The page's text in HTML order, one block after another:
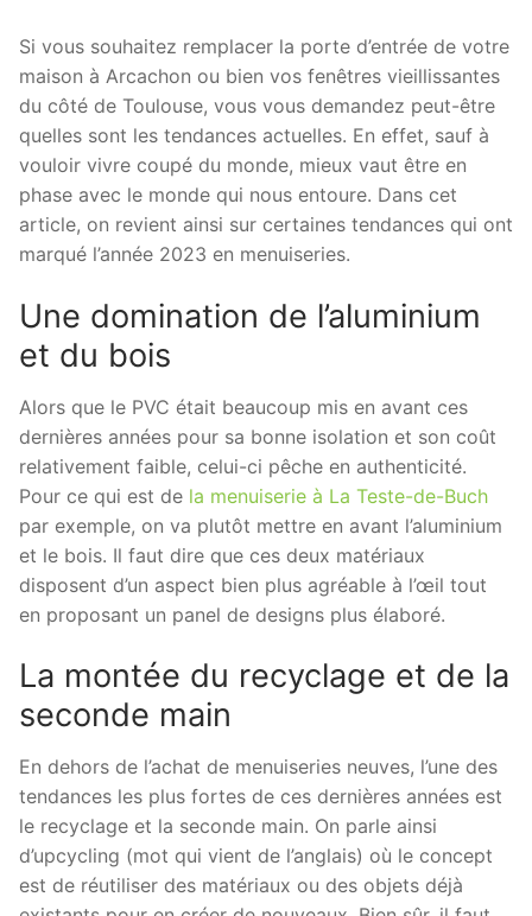
Si vous souhaitez remplacer la porte d’entrée de votre
maison à Arcachon ou bien vos fenêtres vieillissantes
du côté de Toulouse, vous vous demandez peut-être
quelles sont les tendances actuelles. En effet, sauf à
vouloir vivre coupé du monde, mieux vaut être en
phase avec le monde qui nous entoure. Dans cet
article, on revient ainsi sur certaines tendances qui ont
marqué l’année 2023 en menuiseries.
Une domination de l’aluminium
et du bois
Alors que le PVC était beaucoup mis en avant ces
dernières années pour sa bonne isolation et son coût
relativement faible, celui-ci pêche en authenticité.
Pour ce qui est de la menuiserie à La Teste-de-Buch
par exemple, on va plutôt mettre en avant l’aluminium
et le bois. Il faut dire que ces deux matériaux
disposent d’un aspect bien plus agréable à l’œil tout
en proposant un panel de designs plus élaboré.
La montée du recyclage et de la
seconde main
En dehors de l’achat de menuiseries neuves, l’une des
tendances les plus fortes de ces dernières années est
le recyclage et la seconde main. On parle ainsi
d’upcycling (mot qui vient de l’anglais) où le concept
est de réutiliser des matériaux ou des objets déjà